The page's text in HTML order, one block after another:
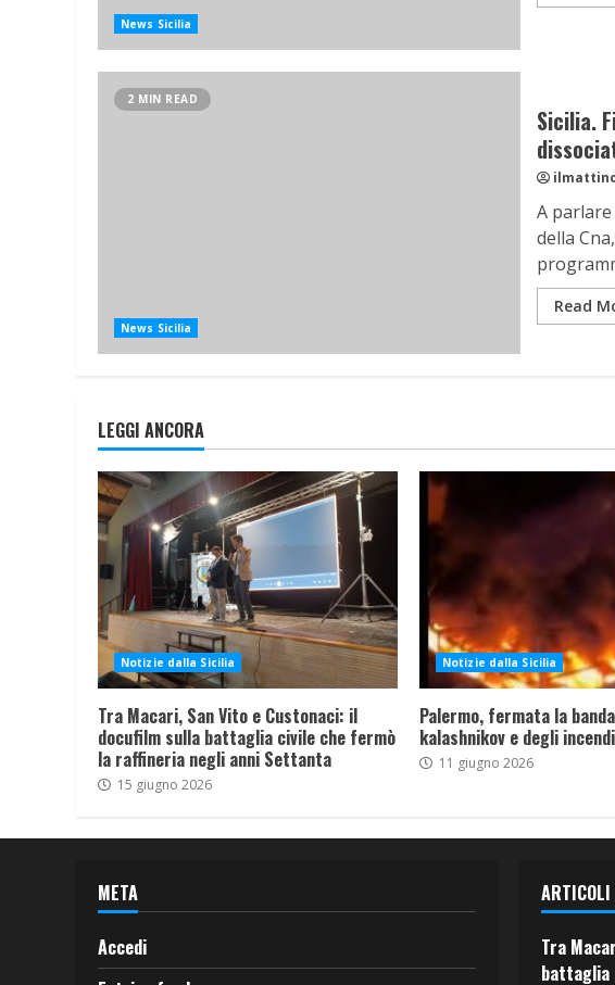
News Sicilia
2 MIN READ
News Sicilia
Sicilia.
A
della
Read
LEGGI ANCORA
Notizie dalla Sicilia
Tra Macari, San Vito e Custonaci: il
docufilm sulla battaglia civile che fermò
la raffineria negli anni Settanta
15 giugno 2026
Notizie dalla Sicilia
Palermo, fermata la
kalashnikov e degli
11 giugno 2026
META
Accedi
ARTICOLI
Tra
battaglia